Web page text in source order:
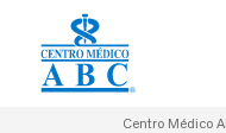
Centro Médico